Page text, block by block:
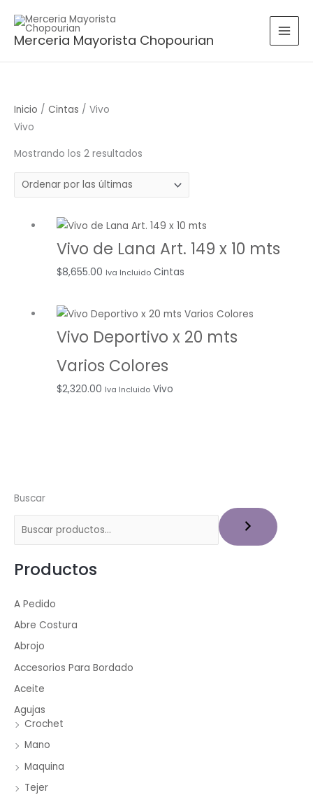
contenido
Merceria Mayorista Chopourian
Buscar
Productos
A Pedido
Abre Costura
Abrojo
Accesorios Para Bordado
Aceite
Agujas
Crochet
Mano
Maquina
Tejer
Inicio / Cintas / Vivo
Vivo
Mostrando los 2 resultados
más
recientes
Vivo de Lana Art. 149 x 10 mts
$8,655.00 Iva Incluido Cintas
Vivo Deportivo x 20 mts
Varios Colores
$2,320.00 Iva Incluido Vivo